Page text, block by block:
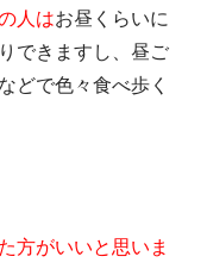
人はお昼くらいに
できますし、昼ご
どで色々食べ歩く
方がいいと思いま